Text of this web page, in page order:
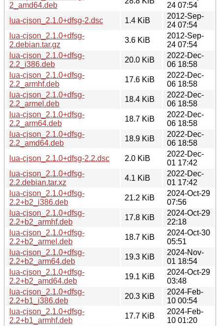
2_amd64.deb
24 07:54
lua-cjson_2.1.0+dfsg-2.dsc
1.4 KiB
2012-Sep-
24 07:54
lua-cjson_2.1.0+dfsg-
2.debian.tar.gz
3.6 KiB
2012-Sep-
24 07:54
lua-cjson_2.1.0+dfsg-
2.2_i386.deb
20.0 KiB
2022-Dec-
06 18:58
lua-cjson_2.1.0+dfsg-
2.2_armhf.deb
17.6 KiB
2022-Dec-
06 18:58
lua-cjson_2.1.0+dfsg-
2.2_armel.deb
18.4 KiB
2022-Dec-
06 18:58
lua-cjson_2.1.0+dfsg-
2.2_arm64.deb
18.7 KiB
2022-Dec-
06 18:58
lua-cjson_2.1.0+dfsg-
2.2_amd64.deb
18.9 KiB
2022-Dec-
06 18:58
lua-cjson_2.1.0+dfsg-2.2.dsc
2.0 KiB
2022-Dec-
01 17:42
lua-cjson_2.1.0+dfsg-
2.2.debian.tar.xz
4.1 KiB
2022-Dec-
01 17:42
lua-cjson_2.1.0+dfsg-
2.2+b2_i386.deb
21.2 KiB
2024-Oct-29
07:56
lua-cjson_2.1.0+dfsg-
2.2+b2_armhf.deb
17.8 KiB
2024-Oct-29
22:18
lua-cjson_2.1.0+dfsg-
2.2+b2_armel.deb
18.7 KiB
2024-Oct-30
05:51
lua-cjson_2.1.0+dfsg-
2.2+b2_arm64.deb
19.3 KiB
2024-Nov-
01 18:54
lua-cjson_2.1.0+dfsg-
2.2+b2_amd64.deb
19.1 KiB
2024-Oct-29
03:48
lua-cjson_2.1.0+dfsg-
2.2+b1_i386.deb
20.3 KiB
2024-Feb-
10 00:54
lua-cjson_2.1.0+dfsg-
2.2+b1_armhf.deb
17.7 KiB
2024-Feb-
10 01:20